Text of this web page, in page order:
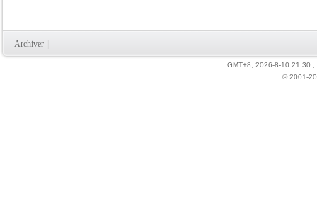
Archiver
GMT+8, 2026-8-10 21:30
© 2001-